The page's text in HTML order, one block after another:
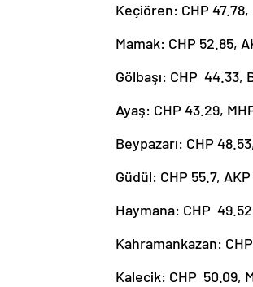
Keçiören: CHP 47.78,
Mamak: CHP 52.85,
Gölbaşı: CHP 44.33,
Ayaş: CHP 43.29,
Beypazarı: CHP
Güdül: CHP 55.7,
Haymana: CHP
Kahramankazan:
Kalecik: CHP 50.09,